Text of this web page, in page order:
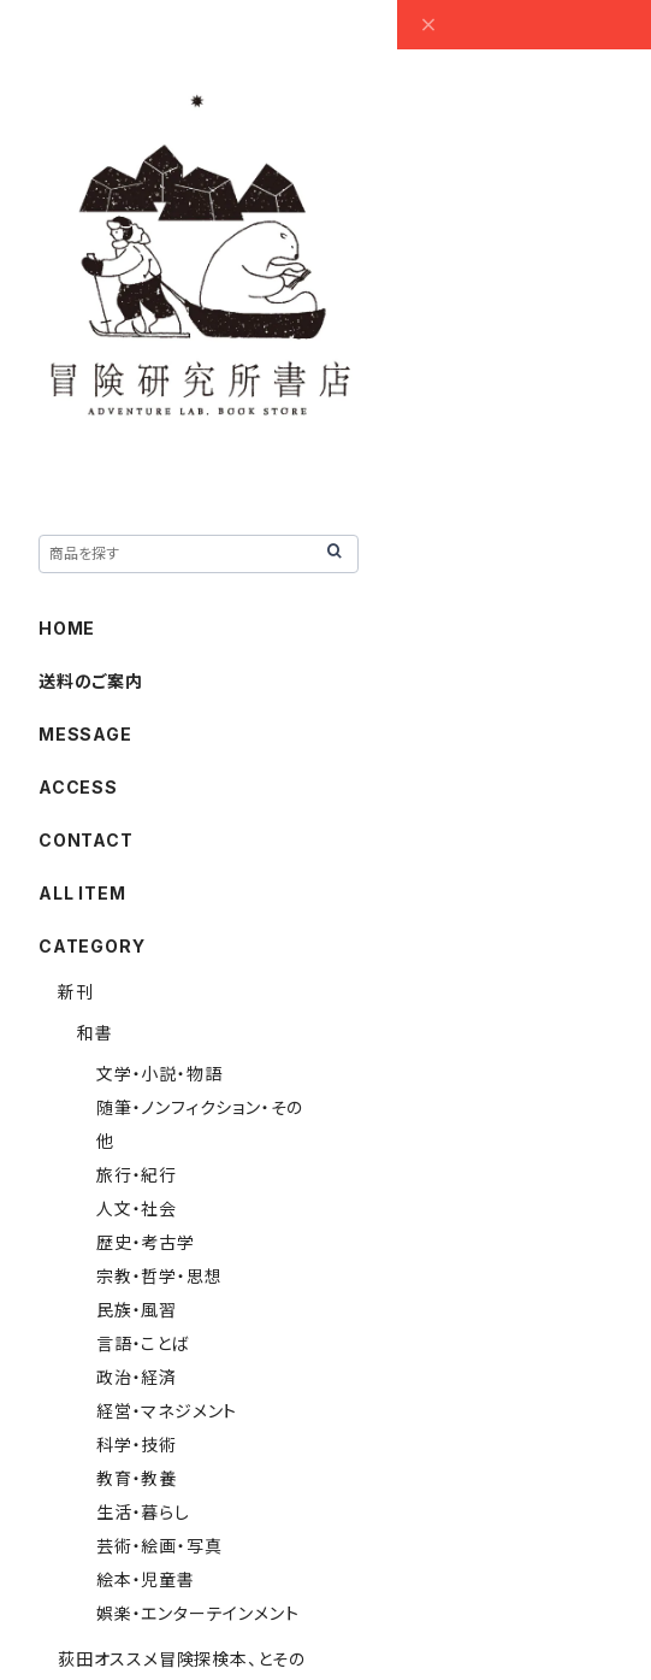
HOME
送料のご案内
MESSAGE
ACCESS
CONTACT
ALL ITEM
CATEGORY
新刊
和書
文学・小説・物語
随筆・ノンフィクション・その
他
旅行・紀行
人文・社会
歴史・考古学
宗教・哲学・思想
民族・風習
言語・ことば
政治・経済
経営・マネジメント
科学・技術
教育・教養
生活・暮らし
芸術・絵画・写真
絵本・児童書
娯楽・エンターテインメント
荻田オススメ冒険探検本、とその